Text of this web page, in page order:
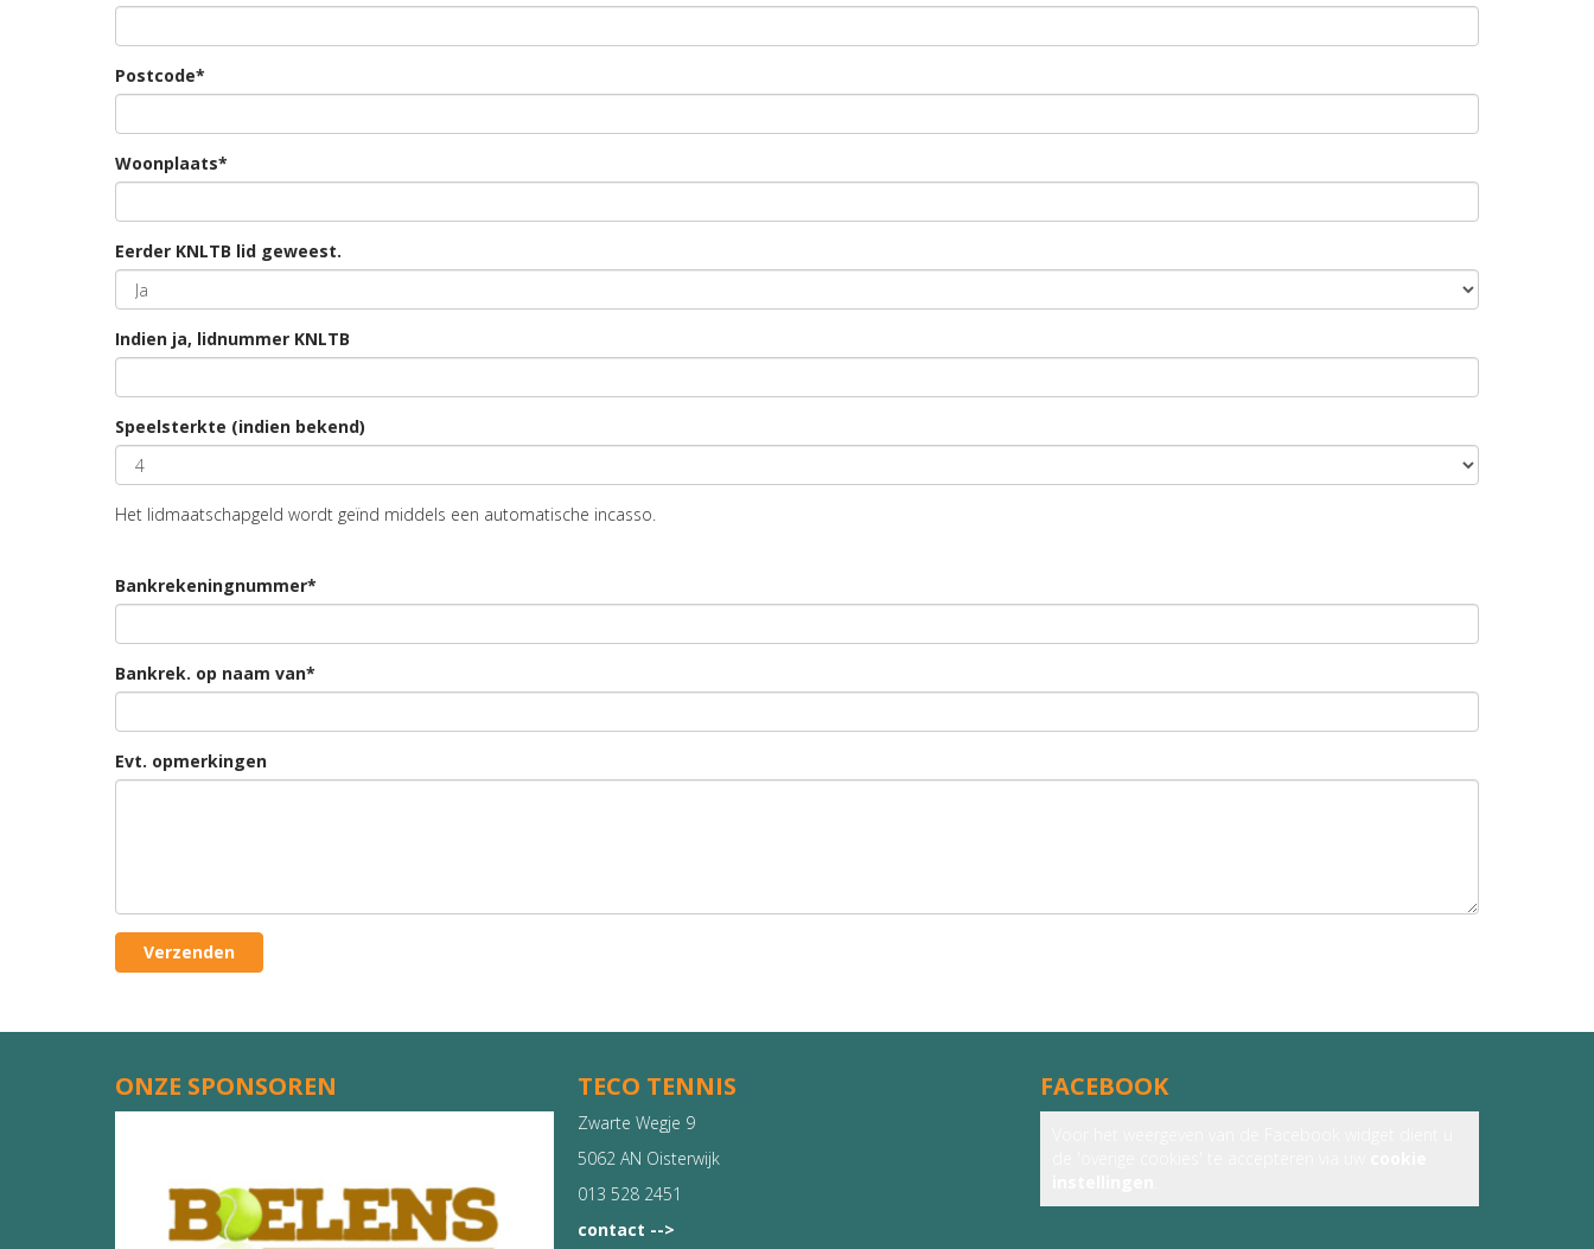
Postcode*
Woonplaats*
Eerder KNLTB lid geweest.
Indien ja, lidnummer KNLTB
Speelsterkte (indien bekend)
Het lidmaatschapgeld wordt geïnd middels een automatische incasso.
Bankrekeningnummer*
Bankrek. op naam van*
Evt. opmerkingen
Verzenden
ONZE SPONSOREN TECO TENNIS
Zwarte Wegje 9
5062 AN Oisterwijk
013 528 2451
contact -->
FACEBOOK